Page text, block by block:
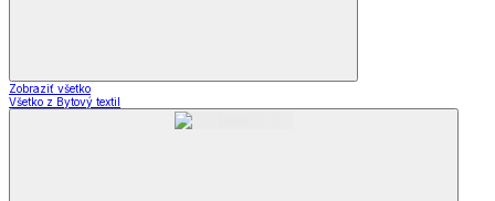
Zobraziť všetko
Všetko z Bytový textil